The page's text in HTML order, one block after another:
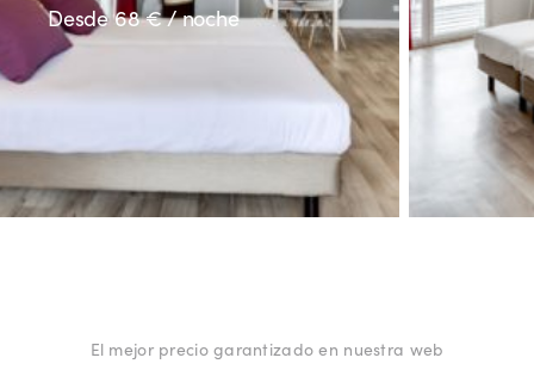
Desde 68 € / noche
El mejor preciogarantizado en nuestra web